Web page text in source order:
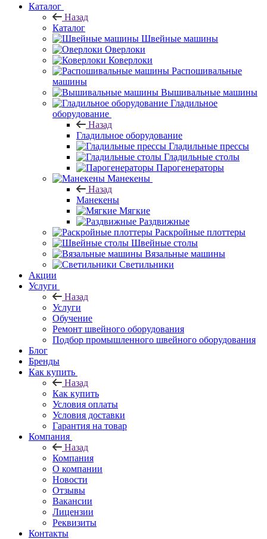
Каталог
Назад
Каталог
Швейные машины
Оверлоки
Коверлоки
Распошивальные
машины
Вышивальные машины
Гладильное
оборудование
Назад
Гладильное оборудование
Гладильные прессы
Гладильные столы
Парогенераторы
Манекены
Назад
Манекены
Мягкие
Раздвижные
Раскройные плоттеры
Швейные столы
Вязальные машины
Светильники
Акции
Услуги
Назад
Услуги
Обучение
Ремонт швейного оборудования
Подбор промышленного швейного оборудования
Блог
Бренды
Как купить
Назад
Как купить
Условия оплаты
Условия доставки
Гарантия на товар
Компания
Назад
Компания
О компании
Новости
Отзывы
Вакансии
Лицензии
Реквизиты
Контакты